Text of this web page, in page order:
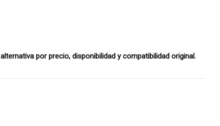
por precio, disponibilidad y compatibilidad original.